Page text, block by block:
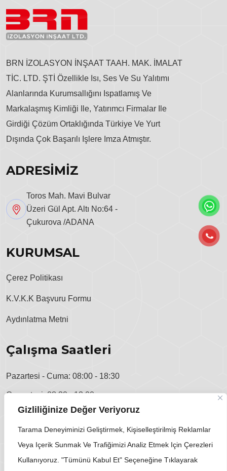
Gizliliğinize Değer Veriyoruz
Tarama Deneyiminizi Geliştirmek, Kişiselleştirilmiş Reklamlar
Veya Içerik Sunmak Ve Trafiğimizi Analiz Etmek Için Çerezleri
Kullanıyoruz. "Tümünü Kabul Et" Seçeneğine Tıklayarak
BRN İZOLASYON İNŞAAT TAAH. MAK. İMALAT
TİC. LTD. ŞTİ Özellikle Isı, Ses Ve Su Yalıtımı
Alanlarında Kurumsallığını Ispatlamış Ve
Markalaşmış Kimliği Ile, Yatırımcı Firmalar Ile
Girdiği Çözüm Ortaklığında Türkiye Ve Yurt
Dışında Çok Başarılı Işlere Imza Atmıştır.
ADRESİMİZ
Toros Mah. Mavi Bulvar
Üzeri Gül Apt. Altı No:64 -
Çukurova /ADANA
KURUMSAL
Çerez Politikası
K.V.K.K Başvuru Formu
Aydınlatma Metni
Çalışma Saatleri
Pazartesi - Cuma: 08:00 - 18:30
Cumartesi: 08:30 - 13:00
Pazar: Kapalı